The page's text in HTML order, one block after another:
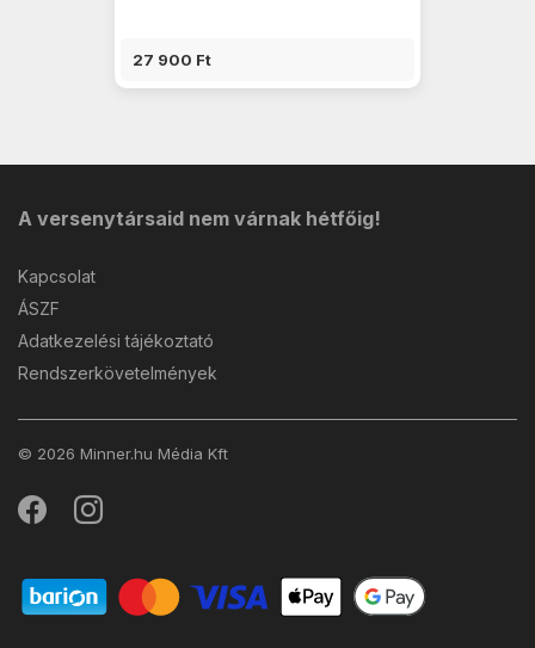
27 900 Ft
A versenytársaid nem várnak hétfőig!
Kapcsolat
ÁSZF
Adatkezelési tájékoztató
Rendszerkövetelmények
© 2026 Minner.hu Média Kft